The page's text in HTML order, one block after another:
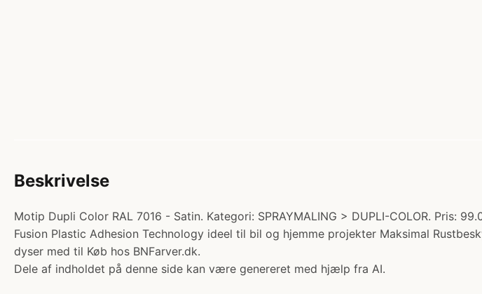
Beskrivelse
Motip Dupli Color RAL 7016 - Satin. Kategori: SPRAYMALING > DUPLI-COLOR. Pris:
Fusion Plastic Adhesion Technology ideel til bil og hjemme projekter Maksimal
dyser med til Køb hos BNFarver.dk.
Dele af indholdet på denne side kan være genereret med hjælp fra AI.